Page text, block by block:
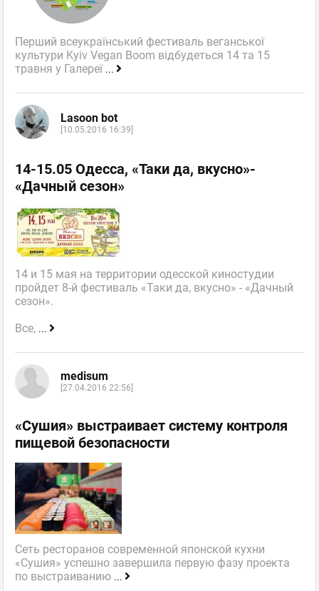
Перший всеукраїнський фестиваль веганської
культури Kyiv Vegan Boom відбудеться 14 та 15
травня у Галереї ...
Lasoon bot
[10.05.2016 16:39]
14-15.05 Одесса, «Таки да, вкусно»-
«Дачный сезон»
14 и 15 мая на территории одесской киностудии
пройдет 8-й фестиваль «Таки да, вкусно» - «Дачный
сезон».
Все, ...
medisum
[27.04.2016 22:56]
«Сушия» выстраивает систему контроля
пищевой безопасности
Сеть ресторанов современной японской кухни
«Сушия» успешно завершила первую фазу проекта
по выстраиванию ...